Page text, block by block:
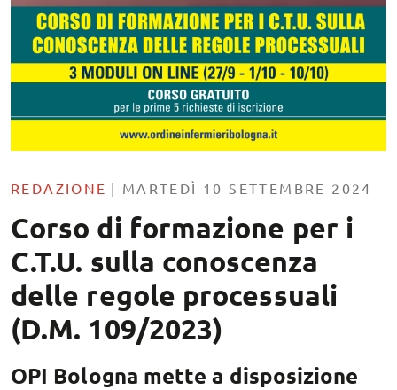
REDAZIONE | MARTEDÌ 10 SETTEMBRE 2024
Corso di formazione per i
C.T.U. sulla conoscenza
delle regole processuali
(D.M. 109/2023)
OPI Bologna mette a disposizione